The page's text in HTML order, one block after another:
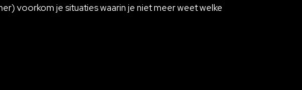
voorkom je situaties waarin je niet meer weet welke